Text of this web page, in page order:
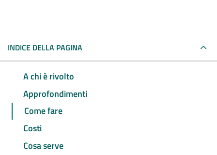
INDICE DELLA PAGINA
A chi è rivolto
Approfondimenti
Come fare
Costi
Cosa serve